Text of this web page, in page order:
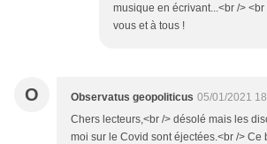
musique en écrivant...<br />
vous et à tous !
O Observatus geopoliticus 05/01/2021
Chers lecteurs,<br /> désolé mais les
moi sur le Covid sont éjectées.<br /> Ce